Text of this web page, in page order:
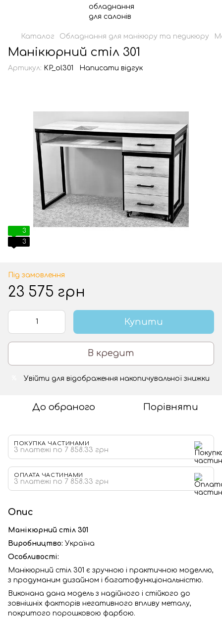
Каталог Обладнання для манікюру та педикюру
Манікюрний стіл 301
Артикул: KP_ol301 Написати відгук
3
3
Під замовлення
23 575 грн
Купити
В кредит
Увійти для відображення накопичувальної знижки
До обраного Порівняти
ПОКУПКА ЧАСТИНАМИ
3 платежі по 7 858.33 грн
ОПЛАТА ЧАСТИНАМИ
3 платежі по 7 858.33 грн
Опис
Манікюрний стіл 301
Виробництво: Україна
Особливості:
Манікюрний стіл 301 є зручною і практичною моделлю,
з продуманим дизайном і багатофункціональністю.
Виконана дана модель з надійного і стійкого до
зовнішніх факторів негативного впливу металу,
покритого порошковою фарбою.